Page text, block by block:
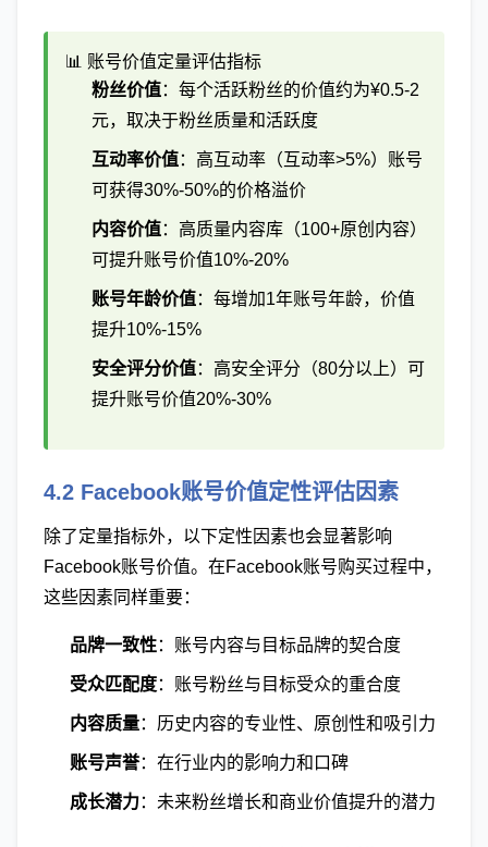
📊 账号价值定量评估指标
粉丝价值：每个活跃粉丝的价值约为¥0.5-2
元，取决于粉丝质量和活跃度
互动率价值：高互动率（互动率>5%）账号
可获得30%-50%的价格溢价
内容价值：高质量内容库（100+原创内容）
可提升账号价值10%-20%
账号年龄价值：每增加1年账号年龄，价值
提升10%-15%
安全评分价值：高安全评分（80分以上）可
提升账号价值20%-30%
4.2 Facebook账号价值定性评估因素
除了定量指标外，以下定性因素也会显著影响
Facebook账号价值。在Facebook账号购买过程中，
这些因素同样重要：
品牌一致性：账号内容与目标品牌的契合度
受众匹配度：账号粉丝与目标受众的重合度
内容质量：历史内容的专业性、原创性和吸引力
账号声誉：在行业内的影响力和口碑
成长潜力：未来粉丝增长和商业价值提升的潜力